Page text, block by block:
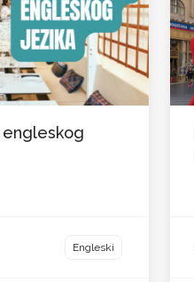
engleskog
Engleski